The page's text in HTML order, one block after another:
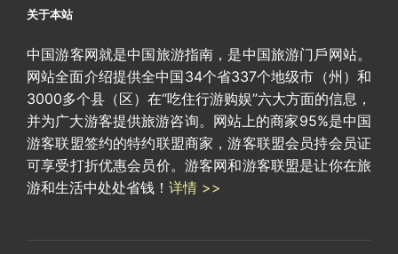
关于本站
中国游客网就是中国旅游指南，是中国旅游门戶网站。
网站全面介绍提供全中国34个省337个地级市（州）和
3000多个县（区）在“吃住行游购娱”六大方面的信息，
并为广大游客提供旅游咨询。网站上的商家95%是中国
游客联盟签约的特约联盟商家，游客联盟会员持会员证
可享受打折优惠会员价。游客网和游客联盟是让你在旅
游和生活中处处省钱！ 详情 >>